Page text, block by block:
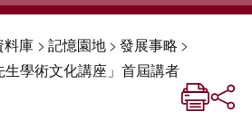
料庫 > 記憶園地> 發展事略 >
學術文化講座」首屆講者